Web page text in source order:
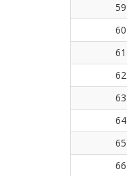
59
60
61
62
63
64
65
66